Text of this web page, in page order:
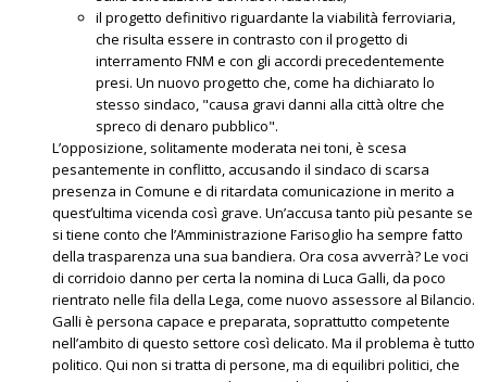
il progetto definitivo riguardante la viabilità ferroviaria,
che risulta essere in contrasto con il progetto di
interramento FNM e con gli accordi precedentemente
presi. Un nuovo progetto che, come ha dichiarato lo
stesso sindaco, "causa gravi danni alla città oltre che
spreco di denaro pubblico".
L’opposizione, solitamente moderata nei toni, è scesa
pesantemente in conflitto, accusando il sindaco di scarsa
presenza in Comune e di ritardata comunicazione in merito a
quest’ultima vicenda così grave. Un’accusa tanto più pesante se
si tiene conto che l’Amministrazione Farisoglio ha sempre fatto
della trasparenza una sua bandiera. Ora cosa avverrà? Le voci
di corridoio danno per certa la nomina di Luca Galli, da poco
rientrato nelle fila della Lega, come nuovo assessore al Bilancio.
Galli è persona capace e preparata, soprattutto competente
nell’ambito di questo settore così delicato. Ma il problema è tutto
politico. Qui non si tratta di persone, ma di equilibri politici, che